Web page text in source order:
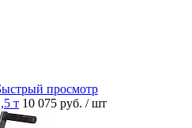
просмотр
т 10 075 руб. / шт